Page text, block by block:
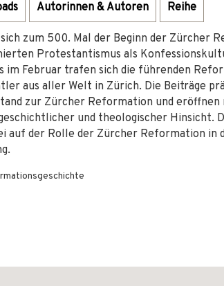
Autorinnen & Autoren Reihe
zum 500. Mal der Beginn der Zürcher
Protestantismus als
im Februar trafen sich die führenden
aus aller Welt in Zürich. Die Beiträge
zur Zürcher Reformation und eröffnen
und theologischer Hinsicht.
auf der Rolle der Zürcher Reformation in